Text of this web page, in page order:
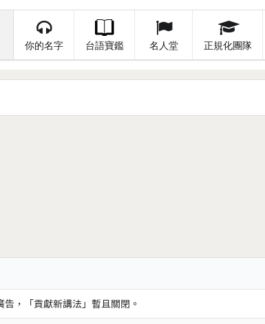
你的名字 台語寶鑑 名人堂 正規化團隊
，「貢獻新講法」暫且關閉。